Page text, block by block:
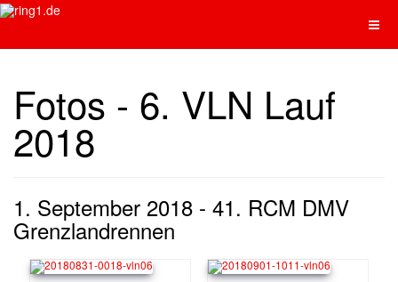
Fotos - 6. VLN Lauf
2018
1. September 2018 - 41. RCM DMV
Grenzlandrennen